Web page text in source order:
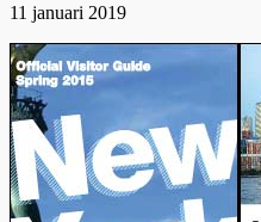
11 januari 2019